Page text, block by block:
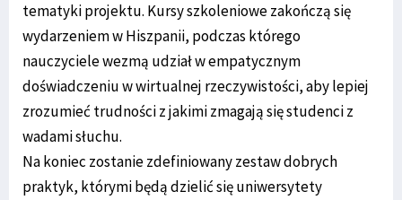
tematyki projektu. Kursy szkoleniowe zakończą się
wydarzeniem w Hiszpanii, podczas którego
nauczyciele wezmą udział w empatycznym
doświadczeniu w wirtualnej rzeczywistości, aby lepiej
zrozumieć trudności z jakimi zmagają się studenci z
wadami słuchu.
Na koniec zostanie zdefiniowany zestaw dobrych
praktyk, którymi będą dzielić się uniwersytety